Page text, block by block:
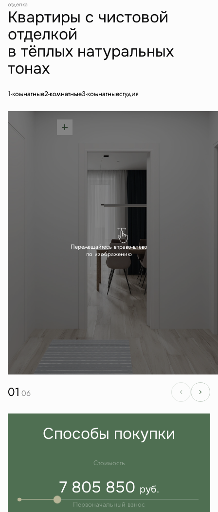
отделка
Квартиры с чистовой
отделкой
в тёплых натуральных
тонах
1-комнатные2-комнатные3-комнатныестудия
Перемещайтесь вправо-влево
по изображению
01 06
Способы покупки
Стоимость
7 805 850 руб.
Первоначальный взнос